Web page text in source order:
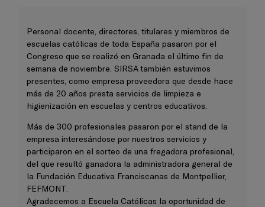
Personal docente, directores, titulares y miembros de
escuelas católicas de toda España pasaron por el
Congreso que se realizó en Granada el último fin de
semana de noviembre. SIRSA también estuvimos
presentes, como empresa proveedora que desde hace
más de 20 años presta servicios de limpieza e
higienización en escuelas y centros educativos.
Más de 300 profesionales pasaron por el stand de la
empresa interesándose por nuestros servicios y
participaron en el sorteo de una fregadora profesional,
del que resultó ganadora la administradora general de
la Fundación Educativa Franciscanas de Montpellier,
FEFMONT.
Agradecemos a Escuela Católicas la oportunidad de